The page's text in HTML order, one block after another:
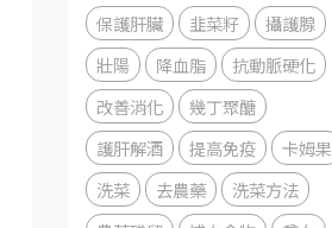
保護肝臟
韭菜籽
攝護腺
壯陽
降血脂
抗動脈硬化
改善消化
幾丁聚醣
護肝解酒
提高免疫
卡姆果
洗菜
去農藥
洗菜方法